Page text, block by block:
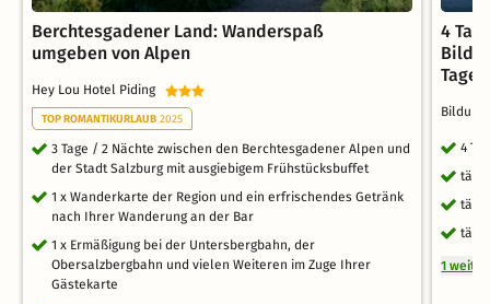
Berchtesgadener Land: Wanderspaß
umgeben von Alpen
Hey Lou Hotel Piding
TOP ROMANTIKURLAUB 2025
3 Tage / 2 Nächte zwischen den Berchtesgadener Alpen und
der Stadt Salzburg mit ausgiebigem Frühstücksbuffet
1 x Wanderkarte der Region und ein erfrischendes Getränk
nach Ihrer Wanderung an der Bar
1 x Ermäßigung bei der Untersbergbahn, der
Obersalzbergbahn und vielen Weiteren im Zuge Ihrer
Gästekarte
4
Tagen
4
1